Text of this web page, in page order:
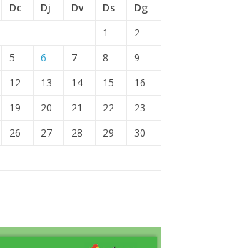
Dc Dj Dv Ds
Dg
1
2
5 6 7 8
9
12 13 14 15
16
19 20 21 22
23
26 27 28 29
30